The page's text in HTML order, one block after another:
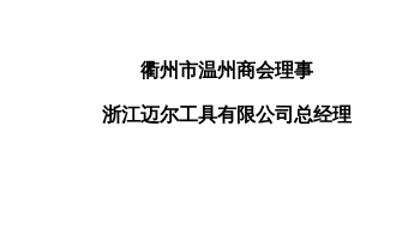
衢州市温州商会理事
浙江迈尔工具有限公司总经理